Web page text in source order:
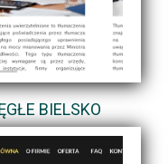
BIELSKO